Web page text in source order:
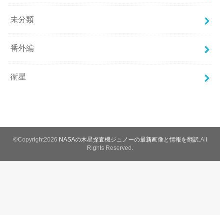
未分類
番外編
衛星
©Copyright2026 NASAの木星探査機ジュノーの最新画像と情報を翻訳 .All
Rights Reserved.